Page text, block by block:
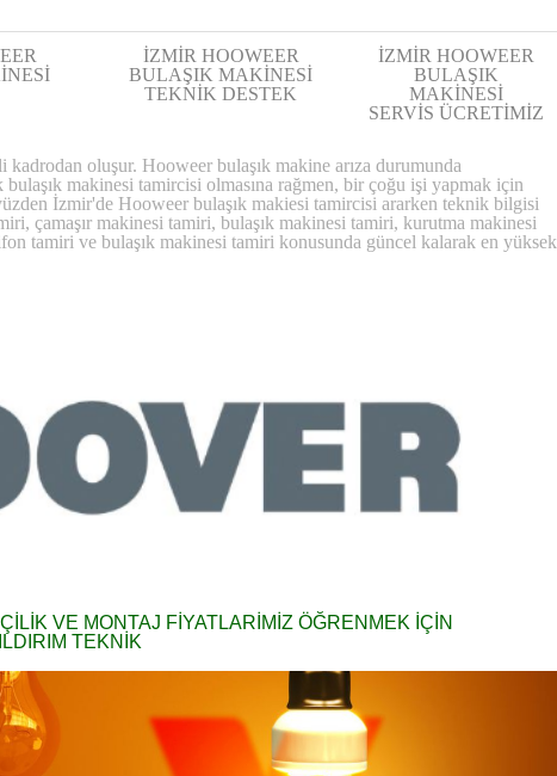
İZMİR HOOWEER
BULAŞIK MAKİNESİ
TEKNİK DESTEK
İZMİR HOOWEER
BULAŞIK
MAKİNESİ
SERVİS ÜCRETİMİZ
oluşur. Hooweer bulaşık makine arıza durumunda
makinesi tamircisi olmasına rağmen, bir çoğu işi yapmak için
İzmir'de Hooweer bulaşık makiesi tamircisi ararken teknik bilgisi
çamaşır makinesi tamiri, bulaşık makinesi tamiri, kurutma makinesi
tamiri ve bulaşık makinesi tamiri konusunda güncel kalarak en yüksek
VE MONTAJ FİYATLARİMİZ ÖĞRENMEK İÇİN
TEKNİK